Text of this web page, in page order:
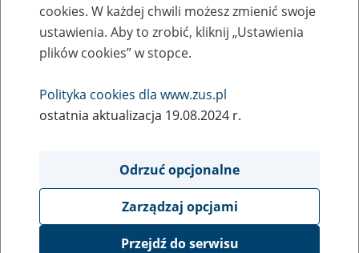
Zaproś ZUS do siebie - zakładanie profili
eZUS w siedzibie Twojej firmy
Rodzaj wydarzenia
Szkolenia
Obszar merytoryczny
obsługa klientów
Opis wydarzenia
cookies. W każdej chwili możesz zmienić swoje
ustawienia. Aby to zrobić, kliknij „Ustawienia
plików cookies” w stopce.
Polityka cookies dla www.zus.pl
ostatnia aktualizacja 19.08.2024 r.
Odrzuć opcjonalne
Zarządzaj opcjami
Przejdź do serwisu